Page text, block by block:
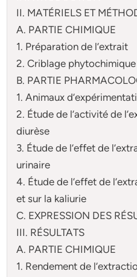
II. MATÉRIELS ET
A. PARTIE CHIMIQUE
1. Préparation de l’extrait
2. Criblage phytochimique
B. PARTIE
1. Animaux
2. Étude de l’activité de
diurèse
3. Étude de l’effet de
urinaire
4. Étude de l’effet de
et sur la kaliurie
C. EXPRESSION DES
III. RÉSULTATS
A. PARTIE CHIMIQUE
1. Rendement de